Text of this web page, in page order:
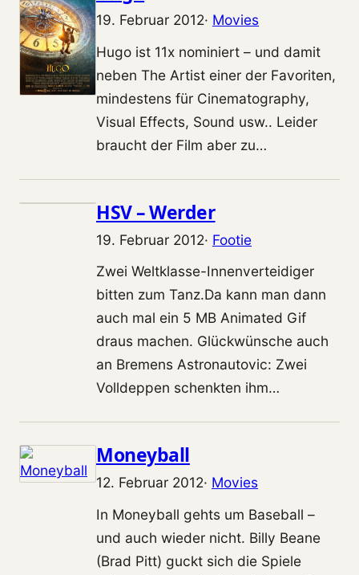
19. Februar 2012· Movies
Hugo ist 11x nominiert – und damit
neben The Artist einer der Favoriten,
mindestens für Cinematography,
Visual Effects, Sound usw.. Leider
braucht der Film aber zu…
HSV – Werder
19. Februar 2012· Footie
Zwei Weltklasse-Innenverteidiger
bitten zum Tanz.Da kann man dann
auch mal ein 5 MB Animated Gif
draus machen. Glückwünsche auch
an Bremens Astronautovic: Zwei
Volldeppen schenkten ihm…
Moneyball
12. Februar 2012· Movies
In Moneyball gehts um Baseball –
und auch wieder nicht. Billy Beane
(Brad Pitt) guckt sich die Spiele